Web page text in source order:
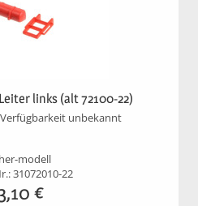
links (alt 72100-22)
unbekannt
modell
31072010-22
€